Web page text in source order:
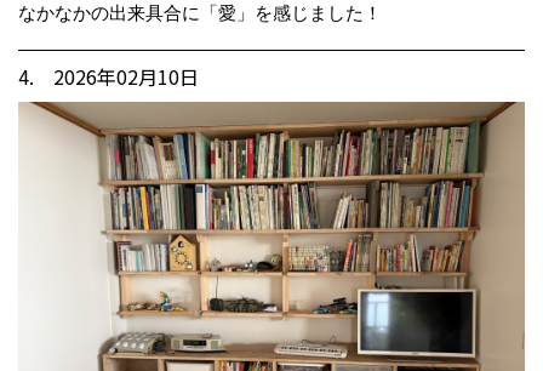
なかなかの出来具合に「愛」を感じました！
4. 2026年02月10日